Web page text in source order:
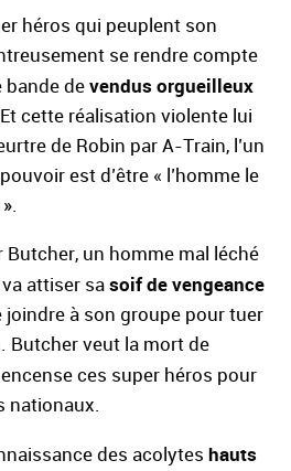
héros qui peuplent son
se rendre compte
bande de vendus orgueilleux
cette réalisation violente lui
de Robin par A-Train, l’un
est d’être « l’homme le
Butcher, un homme mal léché
attiser sa soif de vengeance
à son groupe pour tuer
Butcher veut la mort de
ces super héros pour
nationaux.
des acolytes hauts